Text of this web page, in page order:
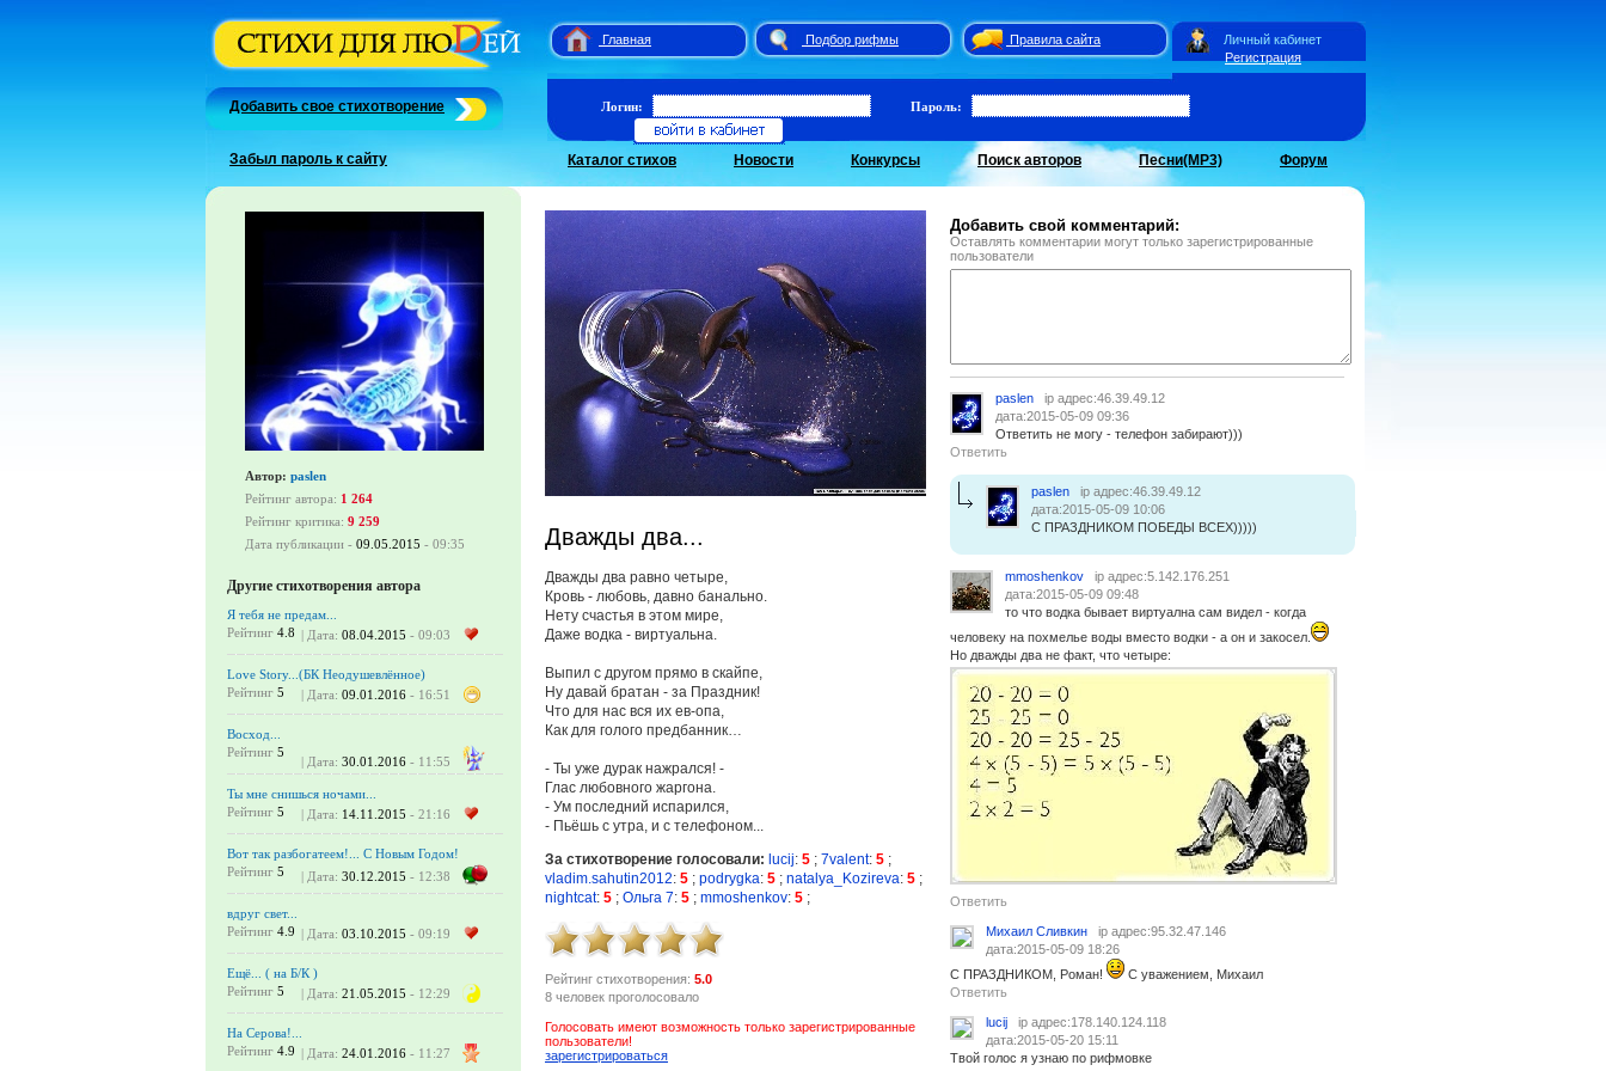
Главная Подбор рифмы
Правила сайта
Регистрация
Личный кабинет
Добавить свое стихотворение
Забыл пароль к сайту
Логин: Пароль:
Каталог стихов Новости Конкурсы Поиск авторов Песни(MP3) Форум
Автор: paslen
Рейтинг автора: 1 264
Рейтинг критика: 9 259
Дата публикации - 09.05.2015 - 09:35
Другие стихотворения автора
Я тебя не предам...
Рейтинг 4.8 | Дата: 08.04.2015 - 09:03
Love Story...(БК Неодушевлённое)
Рейтинг 5 | Дата: 09.01.2016 - 16:51
Восход...
Рейтинг 5
| Дата: 30.01.2016 - 11:55
Ты мне снишься ночами...
Рейтинг 5 | Дата: 14.11.2015 - 21:16
Вот так разбогатеем!... С Новым Годом!
Рейтинг 5 | Дата: 30.12.2015 - 12:38
вдруг свет...
Рейтинг 4.9 | Дата: 03.10.2015 - 09:19
Ещё... ( на Б/К )
Рейтинг 5 | Дата: 21.05.2015 - 12:29
На Серова!...
Рейтинг 4.9 | Дата: 24.01.2016 - 11:27
Дважды два...
Дважды два равно четыре,
Кровь - любовь, давно банально.
Нету счастья в этом мире,
Даже водка - виртуальна.
Выпил с другом прямо в скайпе,
Ну давай братан - за Праздник!
Что для нас вся их ев-опа,
Как для голого предбанник…
- Ты уже дурак нажрался! -
Глас любовного жаргона.
- Ум последний испарился,
- Пьёшь с утра, и с телефоном...
За стихотворение голосовали: lucij: 5 ; 7valent: 5 ;
vladim.sahutin2012: 5 ; podrygka: 5 ; natalya_Kozireva: 5 ;
nightcat: 5 ; Ольга 7: 5 ; mmoshenkov: 5 ;
Рейтинг стихотворения: 5.0
8 человек проголосовало
Голосовать имеют возможность только зарегистрированные
пользователи!
зарегистрироваться
Добавить свой комментарий:
Оставлять комментарии могут только зарегистрированные
пользователи
paslen
ip адрес:46.39.49.12
дата:2015-05-09 09:36
Ответить не могу - телефон забирают)))
Ответить
paslen
ip адрес:46.39.49.12
дата:2015-05-09 10:06
С ПРАЗДНИКОМ ПОБЕДЫ ВСЕХ)))))
mmoshenkov
ip адрес:5.142.176.251
дата:2015-05-09 09:48
то что водка бывает виртуална сам видел - когда
человеку на похмелье воды вместо водки - а он и закосел.
Но дважды два не факт, что четыре:
Ответить
Михаил Сливкин
ip адрес:95.32.47.146
дата:2015-05-09 18:26
С ПРАЗДНИКОМ, Роман!
С уважением, Михаил
Ответить
lucij
ip адрес:178.140.124.118
дата:2015-05-20 15:11
Твой голос я узнаю по рифмовке